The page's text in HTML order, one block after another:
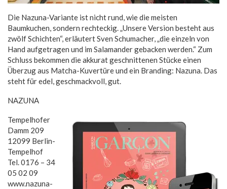
Die Nazuna-Variante ist nicht rund, wie die meisten
Baumkuchen, sondern rechteckig. „Unsere Version besteht aus
zwölf Schichten“, erläutert Sven Schumacher, „die einzeln von
Hand aufgetragen und im Salamander gebacken werden.“ Zum
Schluss bekommen die akkurat geschnittenen Stücke einen
Überzug aus Matcha-Kuvertüre und ein Branding: Nazuna. Das
steht für edel, geschmackvoll, gut.
NAZUNA
Tempelhofer
Damm 209
12099 Berlin-
Tempelhof
Tel. 0176 – 34
05 02 09
www.nazuna-